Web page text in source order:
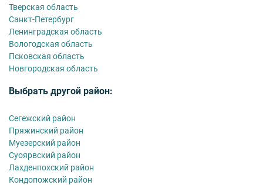
Тверская область
Санкт-Петербург
Ленинградская область
Вологодская область
Псковская область
Новгородская область
Выбрать другой район:
Сегежский район
Пряжинский район
Муезерский район
Суоярвский район
Лахденпохский район
Кондопожский район